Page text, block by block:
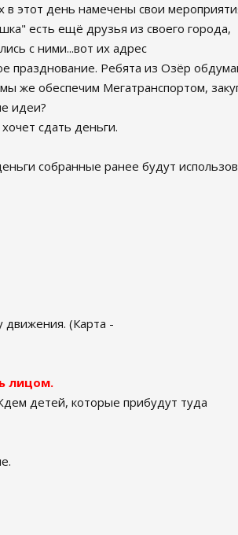
этот день намечены свои
есть ещё друзья из своего города,
с ними...вот их адрес
празднование. Ребята из Озёр
же обеспечим Мегатранспортом,
идеи?
сдать деньги.
собранные ранее будут
движения. (Карта -
лицом.
детей, которые прибудут туда